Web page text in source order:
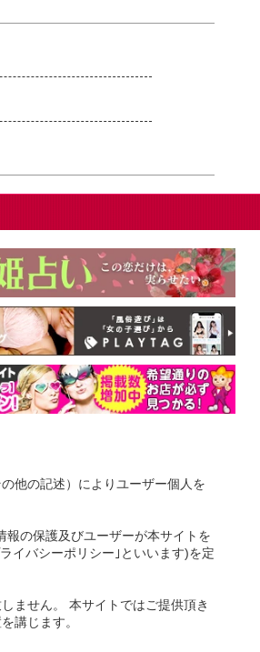
他の記述）によりユーザー個人を
の保護及びユーザーが本サイトを
イバシーポリシー｣といいます)を定
ません。 本サイトではご提供頂き
講じます。